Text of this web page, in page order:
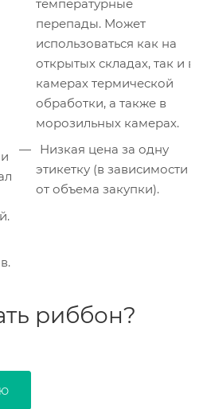
температурные
перепады. Может
использоваться как на
открытых складах, так и в
камерах термической
обработки, а также в
морозильных камерах.
этикетку (в зависимости
от объема закупки).
риббон?